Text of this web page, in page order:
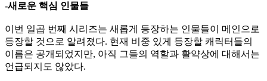
-새로운 핵심 인물들
이번 일곱 번째 시리즈는 새롭게 등장하는 인물들이 메인으로
등장할 것으로 알려졌다. 현재 비중 있게 등장할 캐릭터들의
이름은 공개되었지만, 아직 그들의 역할과 활약상에 대해서는
언급되지도 않았다.